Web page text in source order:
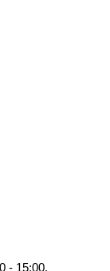
- 15:00.